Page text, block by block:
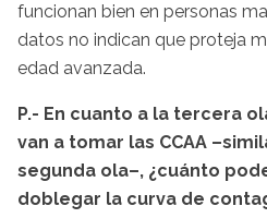
funcionan bien en personas
datos no indican que proteja
edad avanzada.
P.- En cuanto a la tercera
van a tomar las CCAA
segunda ola–, ¿cuánto
doblegar la curva de